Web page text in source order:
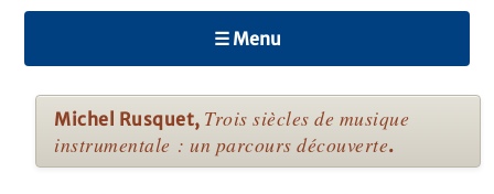
☰ Menu
Michel Rusquet, Trois siècles de musique
instrumentale : un parcours découverte.